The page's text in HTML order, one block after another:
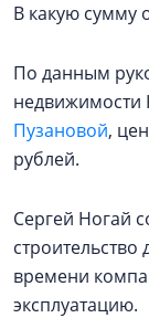
В какую сумму
По данным
недвижимости
Пузановой,
рублей.
Сергей Ногай
строительство
времени
эксплуатацию.